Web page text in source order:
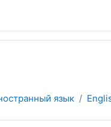
язык